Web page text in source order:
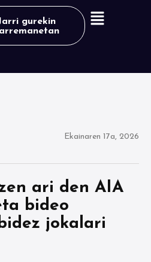
gurekin
Ekainaren 17a, 2026
ari den AIA
bideo
jokalari